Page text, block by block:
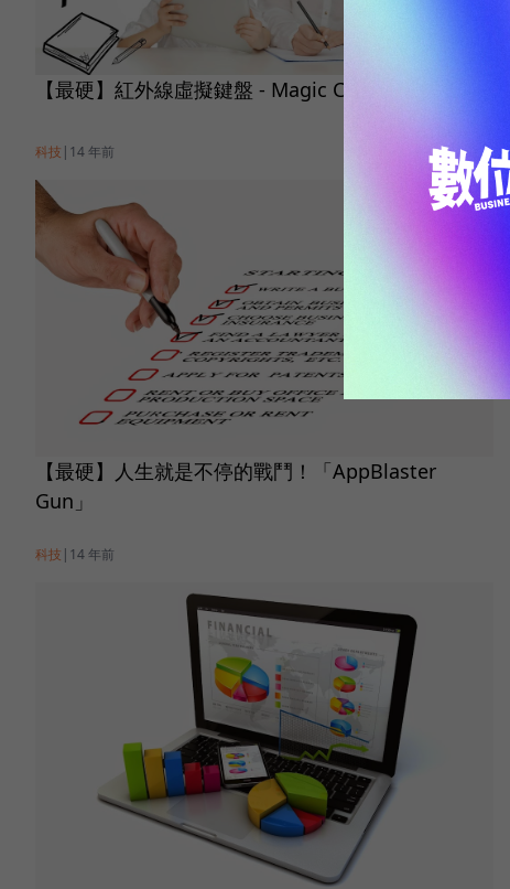
【最硬】紅外線虛擬鍵盤 - Magic Cube by Celluon
科技 | 14 年前
【最硬】人生就是不停的戰鬥！「AppBlaster
Gun」
科技 | 14 年前